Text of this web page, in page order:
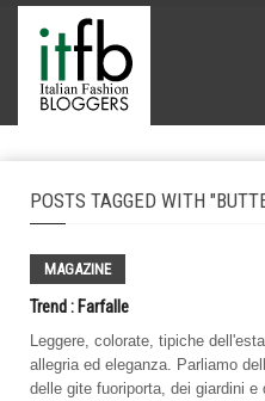
POSTS TAGGED WITH
MAGAZINE
Trend : Farfalle
Leggere, colorate, tipiche
allegria ed eleganza. Parliamo
delle gite fuoriporta, dei giardini